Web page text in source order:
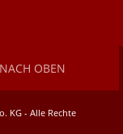
NACH OBEN
KG - Alle Rechte